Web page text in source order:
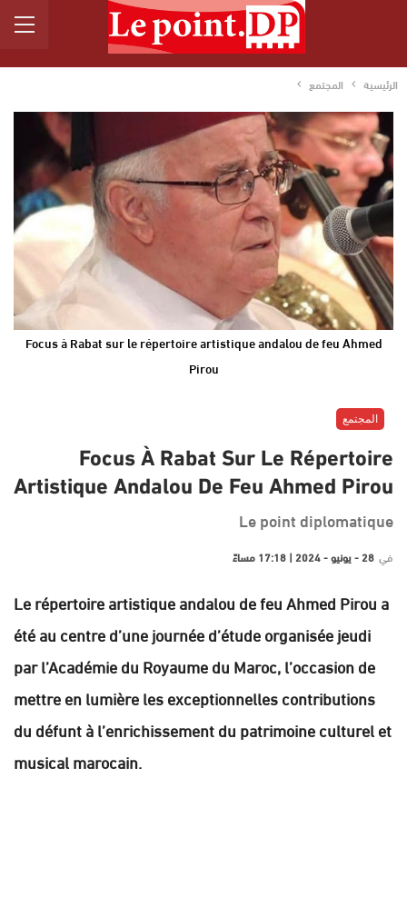
الرئيسية المجتمع
Focus à Rabat sur le répertoire artistique andalou de feu Ahmed
Pirou
المجتمع
Focus À Rabat Sur Le Répertoire
Artistique Andalou De Feu Ahmed Pirou
Le point diplomatique
في 28 - يونيو - 2024 | 17:18 مساءً
Le répertoire artistique andalou de feu Ahmed Pirou a
été au centre d’une journée d’étude organisée jeudi
par l’Académie du Royaume du Maroc, l’occasion de
mettre en lumière les exceptionnelles contributions
du défunt à l’enrichissement du patrimoine culturel et
musical marocain.